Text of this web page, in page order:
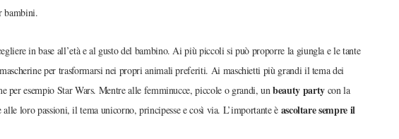
bambini.
in base all’età e al gusto del bambino. Ai più piccoli si può proporre la giungla e le tante
per trasformarsi nei propri animali preferiti. Ai maschietti più grandi il tema dei
per esempio Star Wars. Mentre alle femminucce, piccole o grandi, unbeauty partycon la
loro passioni, il tema unicorno, principesse e così via. L’importante è ascoltare sempre il